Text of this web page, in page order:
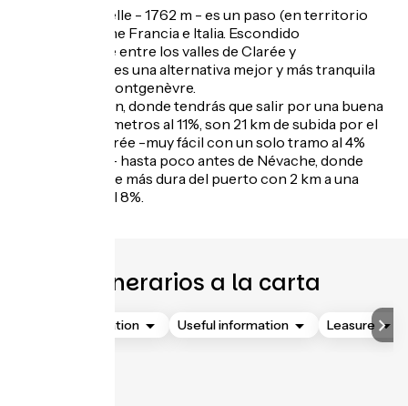
El Col de l'Échelle - 1762 m - es un paso (en territorio
francés) que une Francia e Italia. Escondido
anónimamente entre los valles de Clarée y
Bardonecchia, es una alternativa mejor y más tranquila
que el Col de Montgenèvre.
Desde Briançon, donde tendrás que salir por una buena
rampa de 600 metros al 11%, son 21 km de subida por el
Vallée de la Clarée -muy fácil con un solo tramo al 4%
como máximo- hasta poco antes de Névache, donde
empieza la parte más dura del puerto con 2 km a una
media de casi el 8%.
Itinerarios a la carta
Accommodation Useful information Leasure